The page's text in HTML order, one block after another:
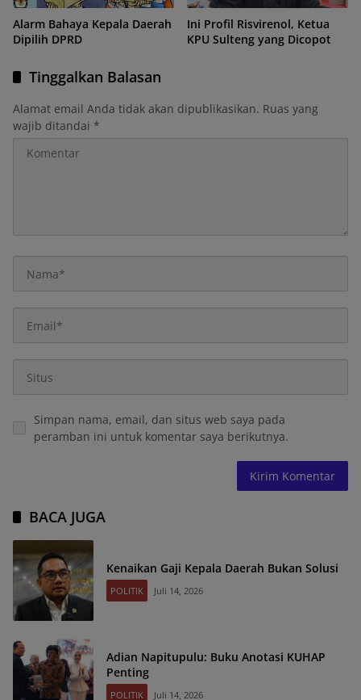
Alarm Bahaya Kepala Daerah
Dipilih DPRD
Ini Profil Risvirenol, Ketua
KPU Sulteng yang Dicopot
Tinggalkan Balasan
Alamat email Anda tidak akan dipublikasikan. Ruas yang
wajib ditandai *
Simpan nama, email, dan situs web saya pada
peramban ini untuk komentar saya berikutnya.
BACA JUGA
Kenaikan Gaji Kepala Daerah Bukan Solusi
POLITIK Juli 14, 2026
Adian Napitupulu: Buku Anotasi KUHAP
Penting
POLITIK Juli 14, 2026